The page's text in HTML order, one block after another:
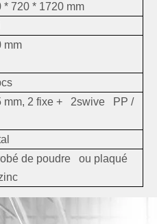
* 720 * 1720 mm
mm
mm, 2 fixe + 2swive PP /
de poudre ou plaqué